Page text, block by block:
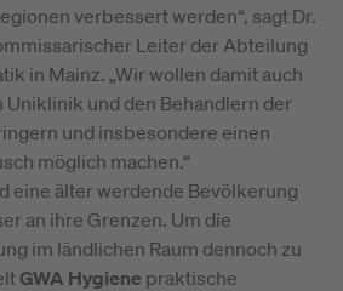
verbessert werden“, sagt Dr.
Leiter der Abteilung
in Mainz. „Wir wollen damit auch
Uniklinik und den Behandlern der
und insbesondere einen
möglich machen.“
eine älter werdende Bevölkerung
an ihre Grenzen. Um die
im ländlichen Raum dennoch zu
GWA Hygiene praktische